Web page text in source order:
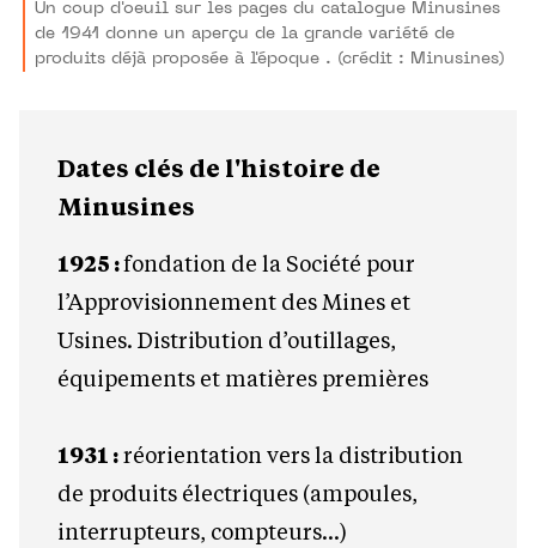
Un coup d'oeuil sur les pages du catalogue Minusines
de 1941 donne un aperçu de la grande variété de
produits déjà proposée à l'époque . (crédit : Minusines)
Dates clés de l'histoire de
Minusines
1925 :fondation de la Société pour
l’Approvisionnement des Mines et
Usines. Distribution d’outillages,
équipements et matières premières
1931 :réorientation vers la distribution
de produits électriques (ampoules,
interrupteurs, compteurs…)